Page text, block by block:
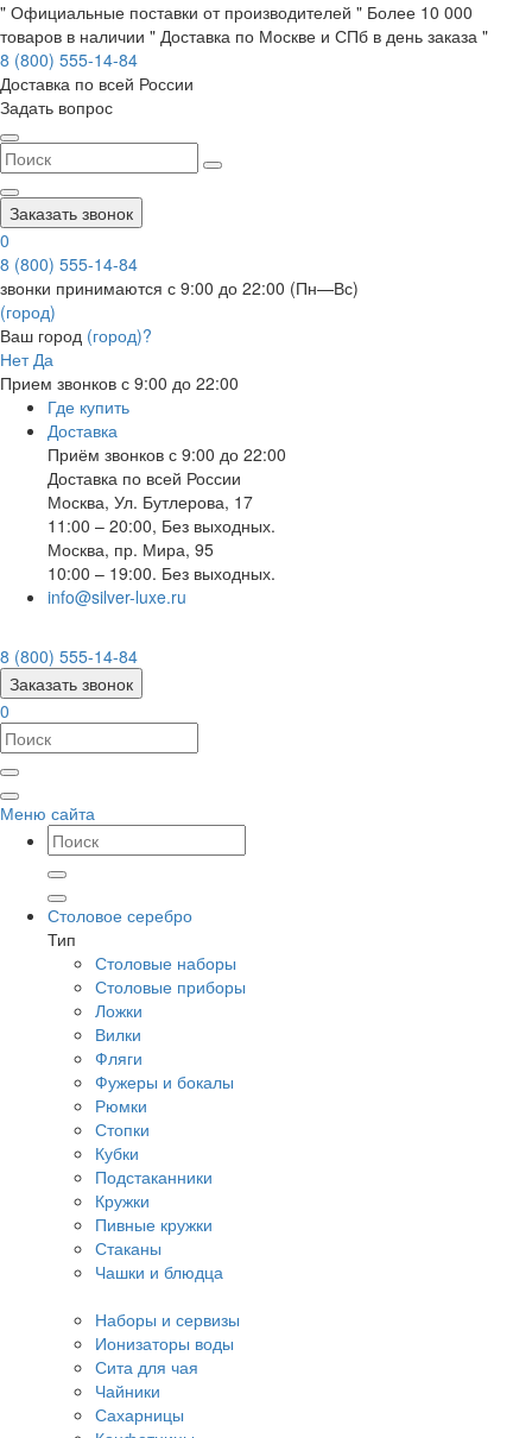
" Официальные поставки от производителей " Более 10 000
товаров в наличии " Доставка по Москве и СПб в день заказа "
8 (800) 555-14-84
Доставка по всей России
Задать вопрос
Заказать звонок
0
8 (800) 555-14-84
звонки принимаются с 9:00 до 22:00 (Пн—Вс)
(город)
Ваш город (город)?
Нет Да
Прием звонков с 9:00 до 22:00
Где купить
Доставка
Приём звонков с 9:00 до 22:00
Доставка по всей России
Москва, Ул. Бутлерова, 17
11:00 – 20:00, Без выходных.
Москва, пр. Мира, 95
10:00 – 19:00. Без выходных.
info@silver-luxe.ru
8 (800) 555-14-84
Заказать звонок
0
Меню сайта
Столовое серебро
Тип
Столовые наборы
Столовые приборы
Ложки
Вилки
Фляги
Фужеры и бокалы
Рюмки
Стопки
Кубки
Подстаканники
Кружки
Пивные кружки
Стаканы
Чашки и блюдца
Наборы и сервизы
Ионизаторы воды
Сита для чая
Чайники
Сахарницы